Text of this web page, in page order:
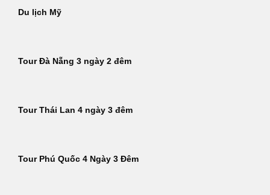
Du lịch Mỹ
Tour Đà Nẵng 3 ngày 2 đêm
Tour Thái Lan 4 ngày 3 đêm
Tour Phú Quốc 4 Ngày 3 Đêm